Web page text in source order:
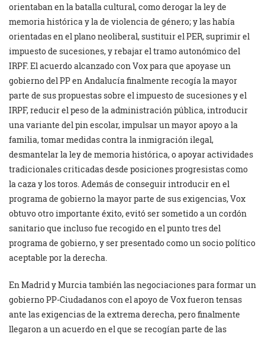
orientaban en la batalla cultural, como derogar la ley de
memoria histórica y la de violencia de género; y las había
orientadas en el plano neoliberal, sustituir el PER, suprimir el
impuesto de sucesiones, y rebajar el tramo autonómico del
IRPF. El acuerdo alcanzado con Vox para que apoyase un
gobierno del PP en Andalucía finalmente recogía la mayor
parte de sus propuestas sobre el impuesto de sucesiones y el
IRPF, reducir el peso de la administración pública, introducir
una variante del pin escolar, impulsar un mayor apoyo a la
familia, tomar medidas contra la inmigración ilegal,
desmantelar la ley de memoria histórica, o apoyar actividades
tradicionales criticadas desde posiciones progresistas como
la caza y los toros. Además de conseguir introducir en el
programa de gobierno la mayor parte de sus exigencias, Vox
obtuvo otro importante éxito, evitó ser sometido a un cordón
sanitario que incluso fue recogido en el punto tres del
programa de gobierno, y ser presentado como un socio político
aceptable por la derecha.
En Madrid y Murcia también las negociaciones para formar un
gobierno PP-Ciudadanos con el apoyo de Vox fueron tensas
ante las exigencias de la extrema derecha, pero finalmente
llegaron a un acuerdo en el que se recogían parte de las